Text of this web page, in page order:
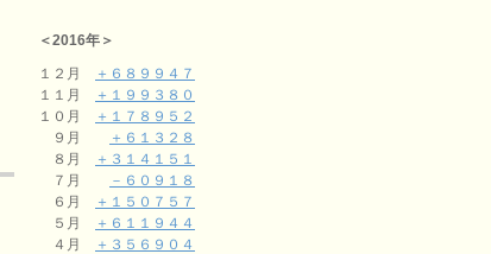
＜2016年＞
１２月
＋６８９９４７
１１月
＋１９９３８０
１０月
＋１７８９５２
９月
＋６１３２８
８月
＋３１４１５１
７月
－６０９１８
６月
＋１５０７５７
５月
＋６１１９４４
４月
＋３５６９０４